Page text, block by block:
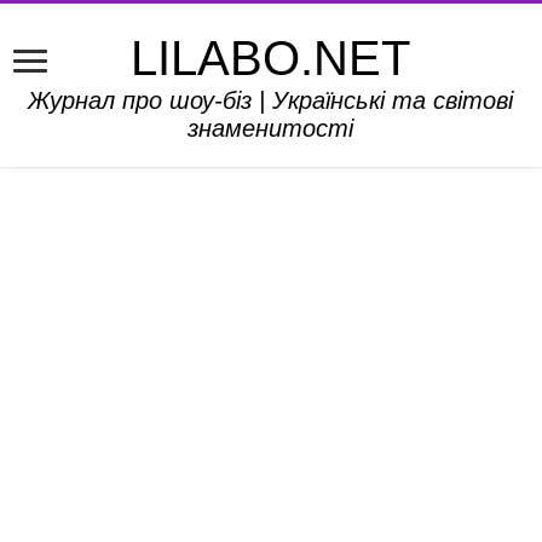
LILABO.NET
Журнал про шоу-біз | Українські та світові
знаменитості